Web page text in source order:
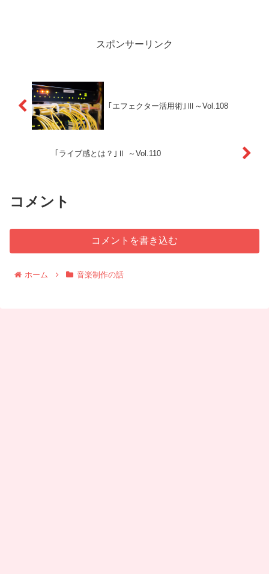
スポンサーリンク
｢エフェクター活用術｣Ⅲ～Vol.108
｢ライブ感とは？｣Ⅱ ～Vol.110
コメント
コメントを書き込む
ホーム 音楽制作の話